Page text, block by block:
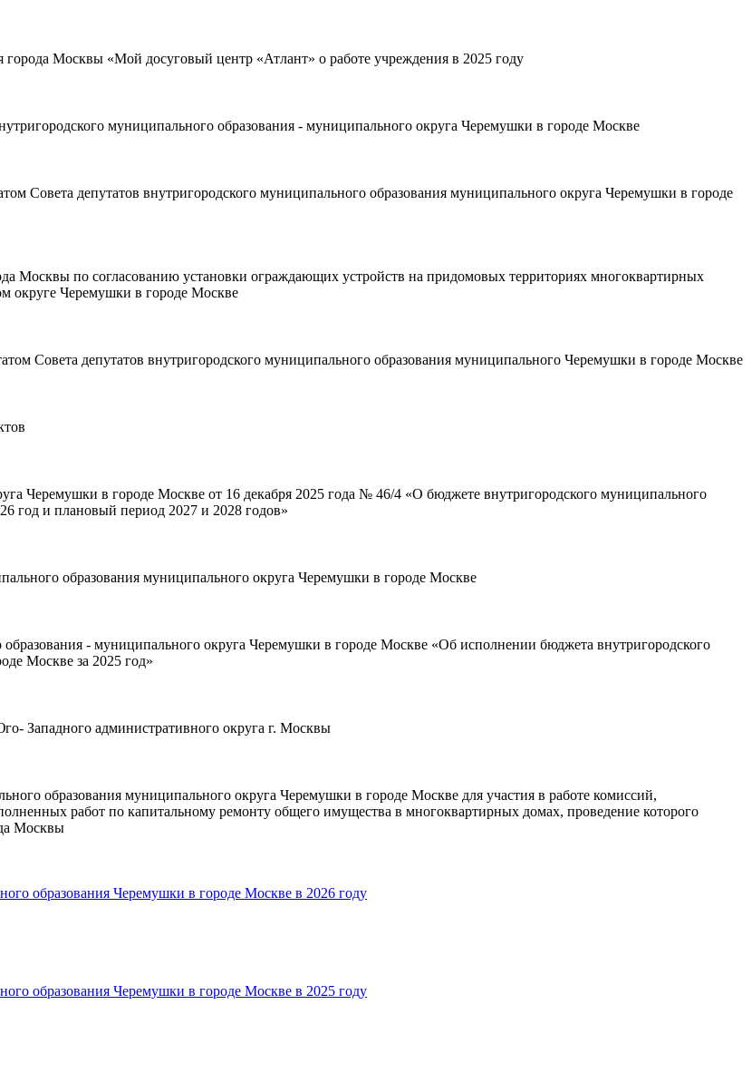
Москвы «Мой досуговый центр «Атлант» о работе учреждения в 2025 году
муниципального образования - муниципального округа Черемушки в городе Москве
Совета депутатов внутригородского муниципального образования муниципального округа Черемушки в городе
Москвы по coгласованию установки ограждающих устройств на придомовых территориях многоквартирных
округе Черемушки в городе Москве
Совета депутатов внутригородского муниципального образования муниципального Черемушки в городе Москве
Черемушки в городе Москве от 16 декабря 2025 года № 46/4 «О бюджете внутригородского муниципального
год и плановый период 2027 и 2028 годов»
образования муниципального округа Черемушки в городе Москве
- муниципального округа Черемушки в городе Москве «Об исполнении бюджета внутригородского
Москве за 2025 год»
Западного административного округа г. Москвы
образования муниципального округа Черемушки в городе Москве для участия в работе комиссий,
работ по капитальному ремонту общего имущества в многоквартирных домах, проведение которого
Москвы
образования Черемушки в городе Москве в 2026 году
образования Черемушки в городе Москве в 2025 году